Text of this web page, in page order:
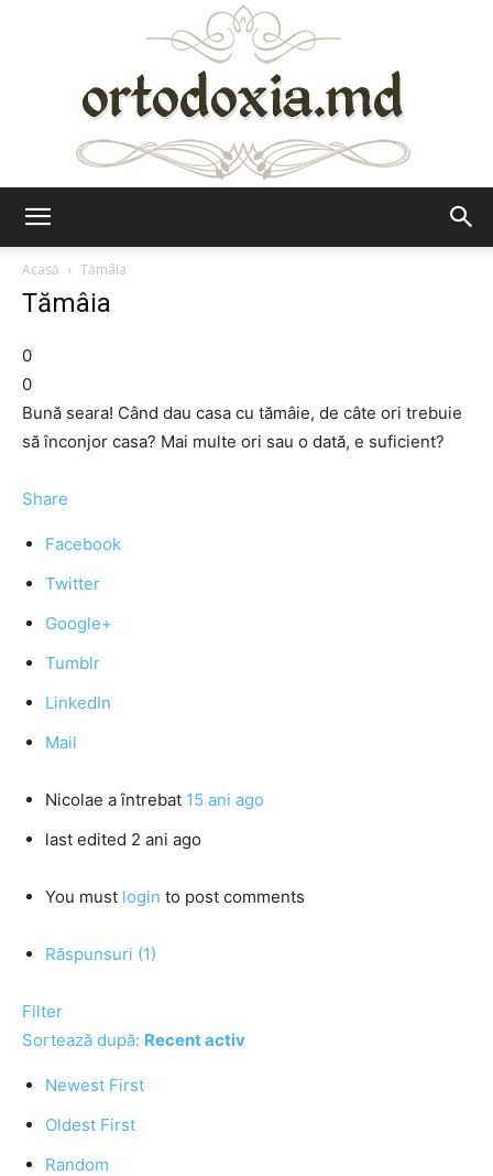
Acasă
Tămâia
Tămâia
0
0
Bună seara! Când dau casa cu tămâie, de câte ori trebuie
să înconjor casa? Mai multe ori sau o dată, e suficient?
Share
Facebook
Twitter
Google+
Tumblr
LinkedIn
Mail
Nicolae a întrebat 15 ani ago
last edited 2 ani ago
You must login to post comments
Răspunsuri (1)
Filter
Sortează după: Recent activ
Newest First
Oldest First
Random